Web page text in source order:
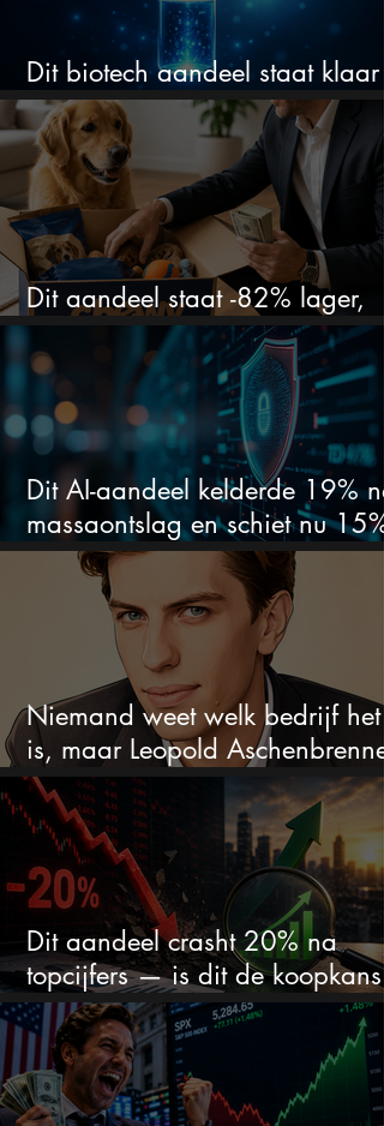
Dit biotech aandeel staat klaar
voor een flinke rally
Dit aandeel staat -82% lager,
terwijl het bedrijf gewoon groeit
Dit AI-aandeel kelderde 19% na
massaontslag en schiet nu 15%
omhoog
Niemand weet welk bedrijf het
is, maar Leopold Aschenbrenner
zet er nu $500 miljoen op
Dit aandeel crasht 20% na
topcijfers — is dit de koopkans
waar beleggers op wachtten?